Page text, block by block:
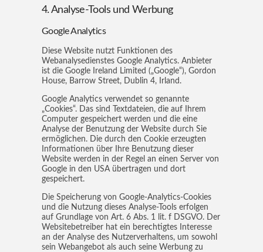
4. Analyse-Tools und Werbung
Google Analytics
Diese Website nutzt Funktionen des
Webanalysedienstes Google Analytics. Anbieter
ist die Google Ireland Limited („Google“), Gordon
House, Barrow Street, Dublin 4, Irland.
Google Analytics verwendet so genannte
„Cookies“. Das sind Textdateien, die auf Ihrem
Computer gespeichert werden und die eine
Analyse der Benutzung der Website durch Sie
ermöglichen. Die durch den Cookie erzeugten
Informationen über Ihre Benutzung dieser
Website werden in der Regel an einen Server von
Google in den USA übertragen und dort
gespeichert.
Die Speicherung von Google-Analytics-Cookies
und die Nutzung dieses Analyse-Tools erfolgen
auf Grundlage von Art. 6 Abs. 1 lit. f DSGVO. Der
Websitebetreiber hat ein berechtigtes Interesse
an der Analyse des Nutzerverhaltens, um sowohl
sein Webangebot als auch seine Werbung zu